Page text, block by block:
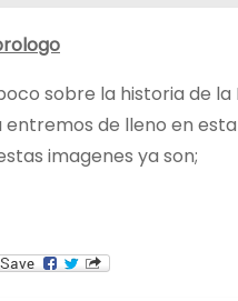
sobre la historia de
de lleno en
imagenes ya son;